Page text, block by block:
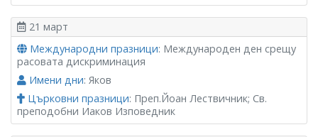
21 март
Международни празници: Международен ден срещу
расовата дискриминация
Имени дни: Яков
Църковни празници: Преп.Йоан Лествичник; Св.
преподобни Иаков Изповедник